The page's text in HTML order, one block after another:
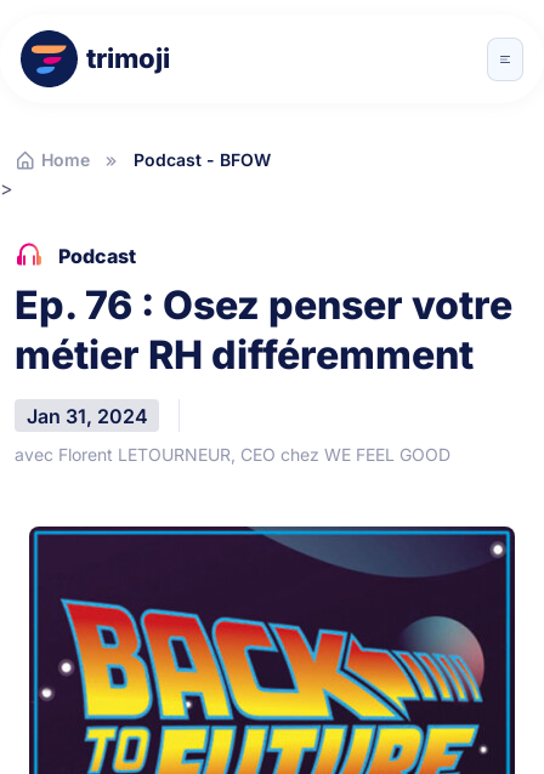
trimoji
Home Podcast - BFOW
>
Podcast
Ep. 76 : Osez penser votre
métier RH différemment
Jan 31, 2024
avec Florent LETOURNEUR, CEO chez WE FEEL GOOD